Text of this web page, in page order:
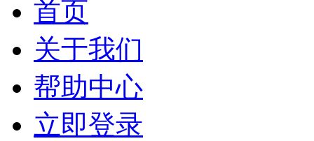
首页
关于我们
帮助中心
立即登录